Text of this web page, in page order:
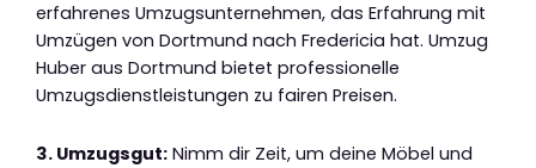
erfahrenes Umzugsunternehmen, das Erfahrung mit
Umzügen von Dortmund nach Fredericia hat. Umzug
Huber aus Dortmund bietet professionelle
Umzugsdienstleistungen zu fairen Preisen.
3. Umzugsgut: Nimm dir Zeit, um deine Möbel und